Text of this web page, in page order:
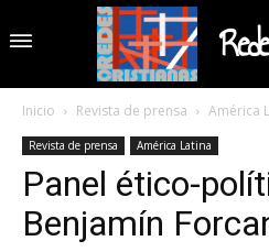
Inicio Revista de prensa América
Revista de prensa América Latina
Panel ético-
Benjamín